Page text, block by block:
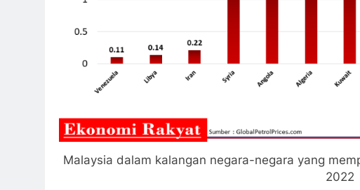
Malaysia dalam kalangan negara-negara yang
2022